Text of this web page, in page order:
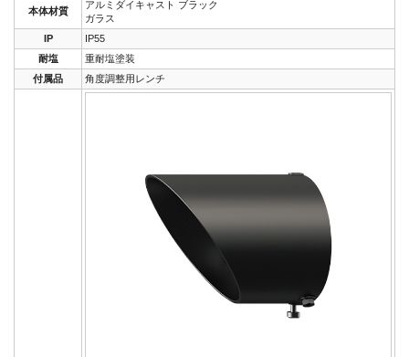
本体材質
アルミダイキャスト ブラック
ガラス
IP
IP55
耐塩
重耐塩塗装
付属品
角度調整用レンチ